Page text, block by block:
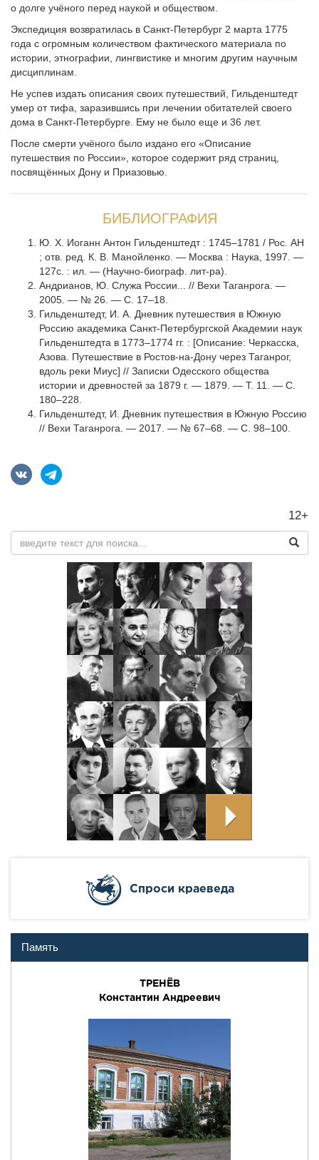
о долге учёного перед наукой и обществом.
Экспедиция возвратилась в Санкт-Петербург 2 марта 1775
года с огромным количеством фактического материала по
истории, этнографии, лингвистике и многим другим научным
дисциплинам.
Не успев издать описания своих путешествий, Гильденштедт
умер от тифа, заразившись при лечении обитателей своего
дома в Санкт-Петербурге. Ему не было еще и 36 лет.
После смерти учёного было издано его «Описание
путешествия по России», которое содержит ряд страниц,
посвящённых Дону и Приазовью.
БИБЛИОГРАФИЯ
Ю. Х. Иоганн Антон Гильденштедт : 1745–1781 / Рос. АН
; отв. ред. К. В. Манойленко. — Москва : Наука, 1997. —
127с. : ил. — (Научно-биограф. лит-ра).
Андрианов, Ю. Служа России... // Вехи Таганрога. —
2005. — № 26. — С. 17–18.
Гильденштедт, И. А. Дневник путешествия в Южную
Россию академика Санкт-Петербургской Академии наук
Гильденштедта в 1773–1774 гг. : [Описание: Черкасска,
Азова. Путешествие в Ростов-на-Дону через Таганрог,
вдоль реки Миус] // Записки Одесского общества
истории и древностей за 1879 г. — 1879. — Т. 11. — С.
180–228.
Гильденштедт, И. Дневник путешествия в Южную Россию
// Вехи Таганрога. — 2017. — № 67–68. — С. 98–100.
12+
Cпроси краеведа
Память
ТРЕНЁВ
Константин Андреевич